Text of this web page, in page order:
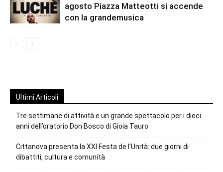
agosto Piazza Matteotti si accende
con la grandemusica
Ultimi Articoli
Tre settimane di attività e un grande spettacolo per i dieci
anni dell’oratorio Don Bosco di Gioia Tauro
Cittanova presenta la XXI Festa de l’Unità: due giorni di
dibattiti, cultura e comunità